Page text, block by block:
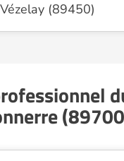
(89450)